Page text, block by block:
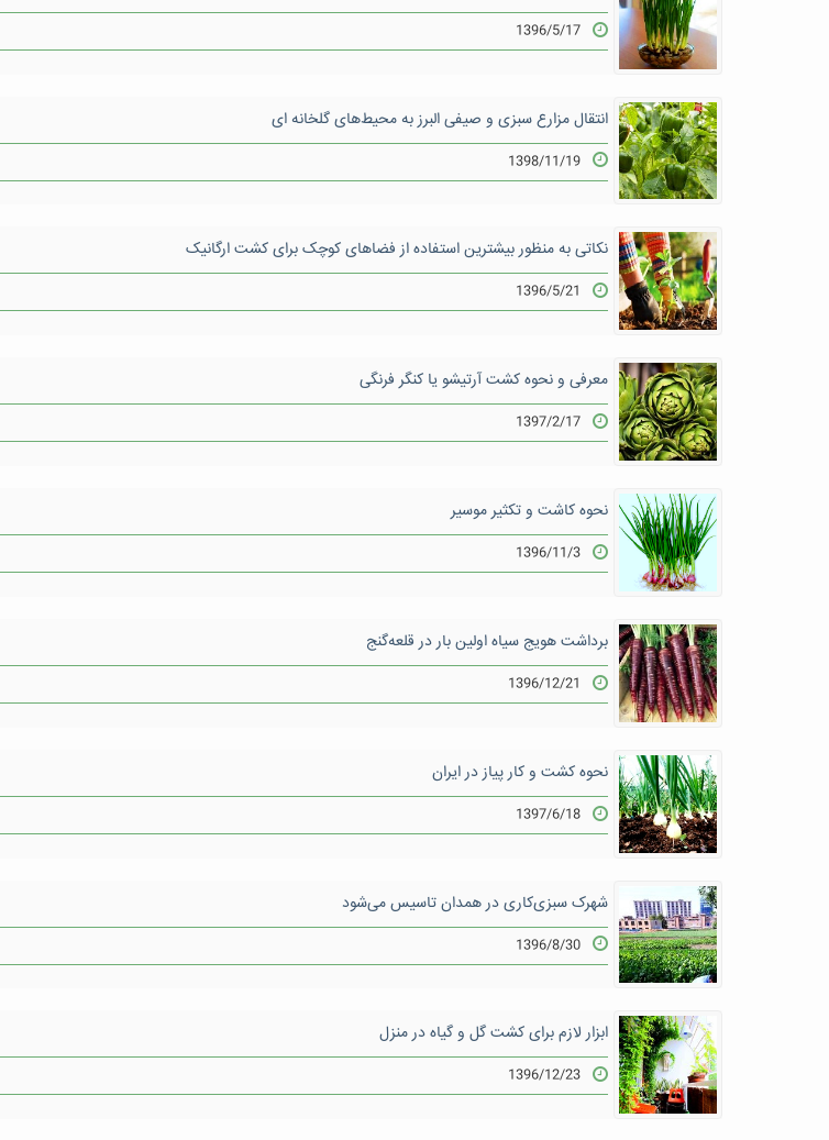
1396/5/17
انتقال مزارع سبزی و صیفی البرز به محیط‌های گلخانه ای
1398/11/19
نکاتی به منظور بیشترین استفاده از فضاهای کوچک برای کشت ارگانیک
1396/5/21
معرفی و نحوه کشت آرتیشو یا کنگر فرنگی
1397/2/17
نحوه کاشت و تکثیر موسیر
1396/11/3
برداشت هویج سیاه اولین بار در قلعه‌گنج
1396/12/21
نحوه کشت و کار پیاز در ایران
1397/6/18
شهرک سبزی‌کاری در همدان تاسیس می‌شود
1396/8/30
ابزار لازم برای کشت گل و گیاه در منزل
1396/12/23